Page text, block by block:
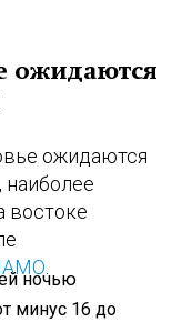
ожидаются
ожидаются
востоке
ночью
минус 16 до